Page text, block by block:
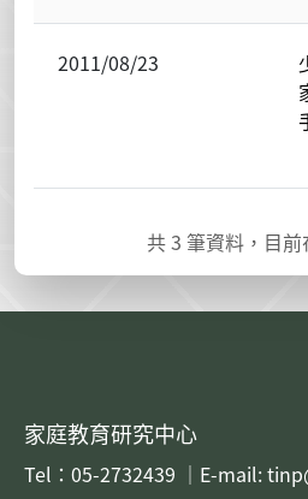
2011/08/23
共3 筆資料，目前
家庭教育研究中心
Tel：05-2732439 ｜E-mail: